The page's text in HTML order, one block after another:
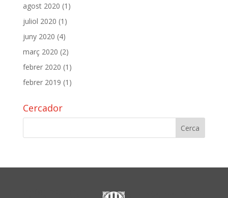
agost 2020 (1)
juliol 2020 (1)
juny 2020 (4)
març 2020 (2)
febrer 2020 (1)
febrer 2019 (1)
Cercador